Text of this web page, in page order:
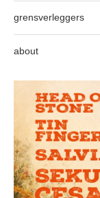
grensverleggers
about